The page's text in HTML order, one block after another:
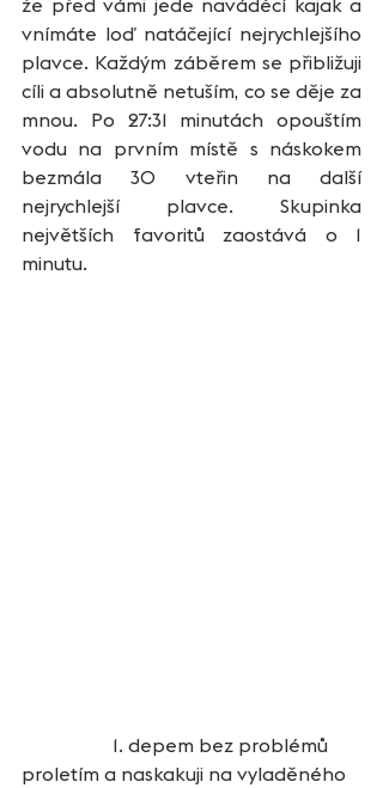
že před vámi jede naváděcí kajak a
vnímáte loď natáčející nejrychlejšího
plavce. Každým záběrem se přibližuji
cíli a absolutně netuším, co se děje za
mnou. Po 27:31 minutách opouštím
vodu na prvním místě s náskokem
bezmála 30 vteřin na další
nejrychlejší plavce. Skupinka
největších favoritů zaostává o 1
minutu.
proletím a naskakuji na vyladěného